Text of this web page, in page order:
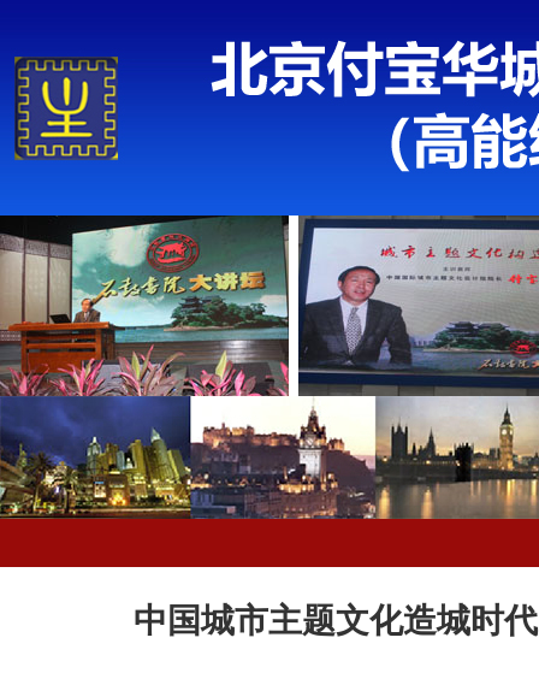
中国城市主题文化造城时